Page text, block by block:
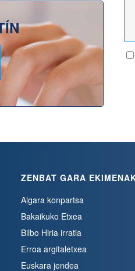
ZENBAT GARA
Algara konpartsa
Bakaikuko Etxea
Bilbo Hiria irratia
Erroa argitaletxea
Euskara jendea